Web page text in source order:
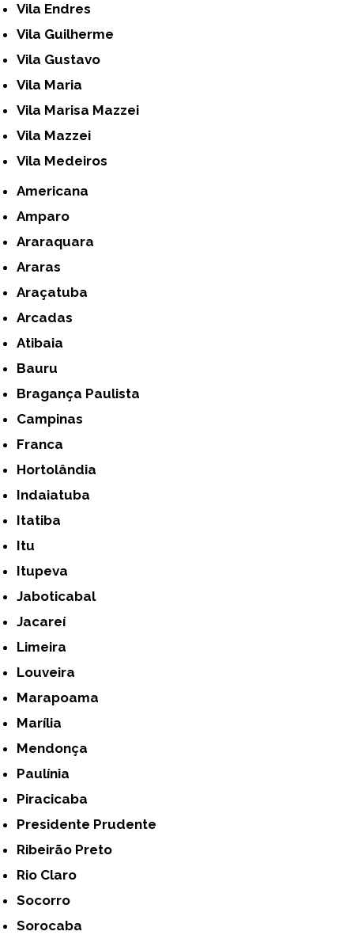
Vila Endres
Vila Guilherme
Vila Gustavo
Vila Maria
Vila Marisa Mazzei
Vila Mazzei
Vila Medeiros
Americana
Amparo
Araraquara
Araras
Araçatuba
Arcadas
Atibaia
Bauru
Bragança Paulista
Campinas
Franca
Hortolândia
Indaiatuba
Itatiba
Itu
Itupeva
Jaboticabal
Jacareí
Limeira
Louveira
Marapoama
Marília
Mendonça
Paulínia
Piracicaba
Presidente Prudente
Ribeirão Preto
Rio Claro
Socorro
Sorocaba